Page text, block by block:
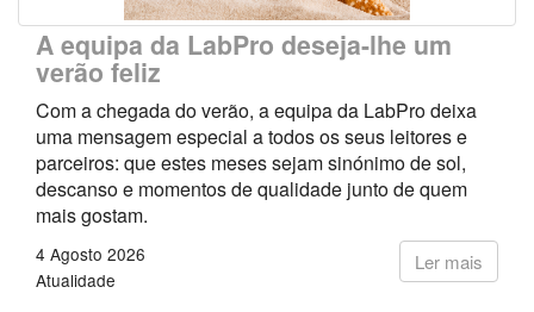
A equipa da LabPro deseja-lhe um
verão feliz
Com a chegada do verão, a equipa da LabPro deixa
uma mensagem especial a todos os seus leitores e
parceiros: que estes meses sejam sinónimo de sol,
descanso e momentos de qualidade junto de quem
mais gostam.
Ler mais
4 Agosto 2026
Atualidade